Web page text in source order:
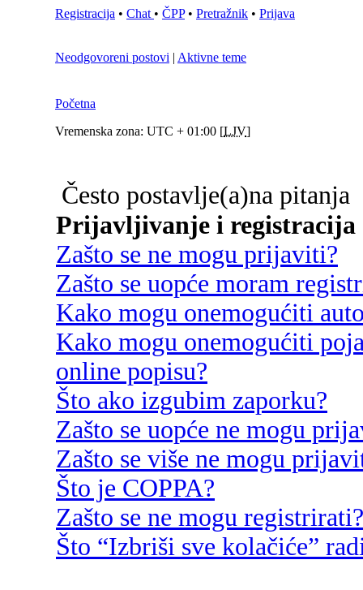
Registracija • Chat • ČPP• Pretražnik • Prijava
Neodgovoreni postovi | Aktivne teme
Početna
Vremenska zona: UTC + 01:00 [LJV]
Često postavlje(a)na pitanja
Prijavljivanje i registracija
Zašto se ne mogu prijaviti?
Zašto se uopće moram
Kako mogu onemogućiti
Kako mogu onemogućiti
online popisu?
Što ako izgubim zaporku?
Zašto se uopće ne mogu
Zašto se više ne mogu
Što je COPPA?
Zašto se ne mogu registrirati?
Što “Izbriši sve kolačiće”